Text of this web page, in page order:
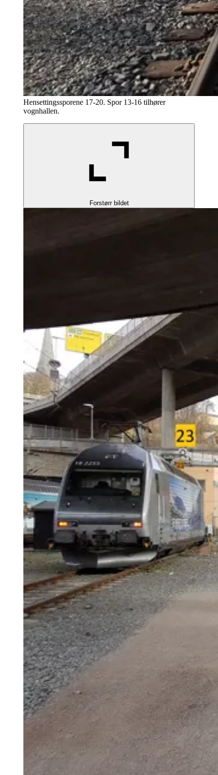
Hensettingssporene 17-20. Spor 13-16 tilhører
vognhallen.
Forstørr bildet